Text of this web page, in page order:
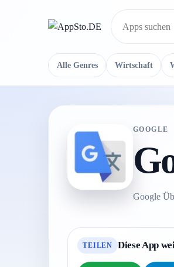
Suche
Alle Genres Wirtschaft
GOOGLE
Google
TEILEN Diese App